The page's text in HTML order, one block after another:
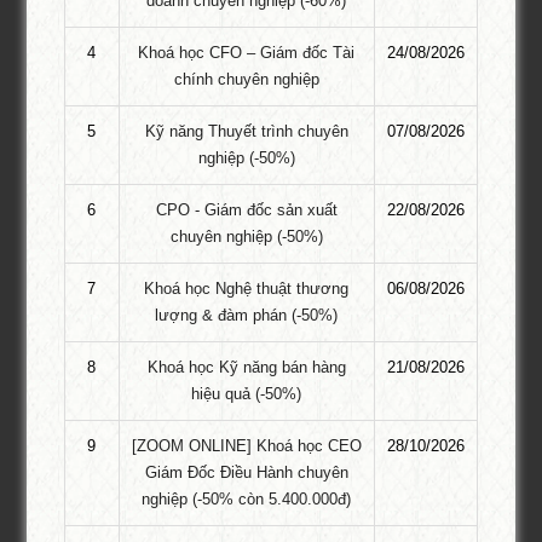
buộc được đánh dấu*
KHÓA HỌC GỢI Ý
Khóa Học KOC PRO – Kiếm tiền từ làm
video review sản phẩm
Bạn thường xuyên xem các video review mỹ phẩm, đồ công
nghệ, thời trang và tự hỏi: “Họ kiếm tiền bằng cách nào?” Câu trả
4
Khoá học CFO – Giám đốc Tài
chính chuyên nghiệp
24/08/2026
5
Kỹ năng Thuyết trình chuyên
nghiệp (-50%)
07/08/2026
6
CPO - Giám đốc sản xuất
chuyên nghiệp (-50%)
22/08/2026
7
Khoá học Nghệ thuật thương
lượng & đàm phán (-50%)
06/08/2026
8
Khoá học Kỹ năng bán hàng
hiệu quả (-50%)
21/08/2026
9
[ZOOM ONLINE] Khoá học CEO
Giám Đốc Điều Hành chuyên
nghiệp (-50% còn 5.400.000đ)
28/10/2026